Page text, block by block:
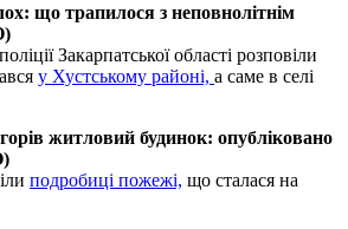
що трапилося з неповнолітнім
Закарпатської області розповіли
у Хустському районі, а саме в селі
житловий будинок: опубліковано
подробиці пожежі, що сталася на